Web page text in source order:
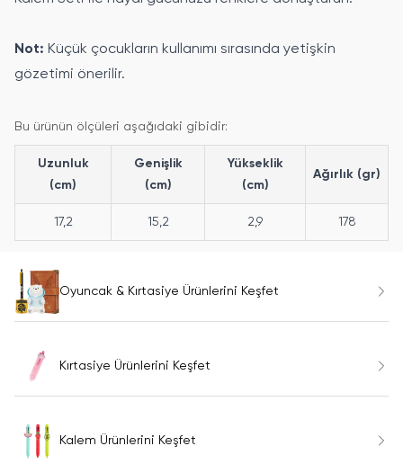
Not: Küçük çocukların kullanımı sırasında yetişkin
gözetimi önerilir.
Bu ürünün ölçüleri aşağıdaki gibidir:
Uzunluk
(cm)
Genişlik
(cm)
Yükseklik
(cm)
Ağırlık (gr)
17,2 15,2 2,9 178
Oyuncak & Kırtasiye Ürünlerini Keşfet
Kırtasiye Ürünlerini Keşfet
Kalem Ürünlerini Keşfet